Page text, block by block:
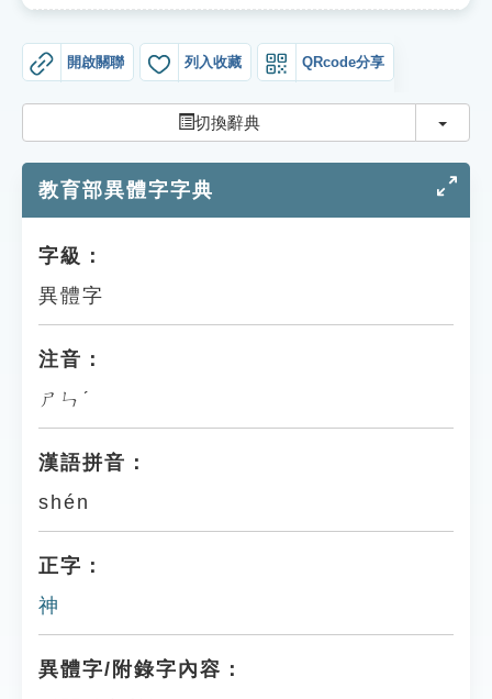
貓頭鷹博士
開啟關聯 列入收藏 QRcode分享
切換辭典 切換
教育部異體字字典
字級：
異體字
注音：
ㄕㄣˊ
漢語拼音：
shén
正字：
神
異體字/附錄字內容：